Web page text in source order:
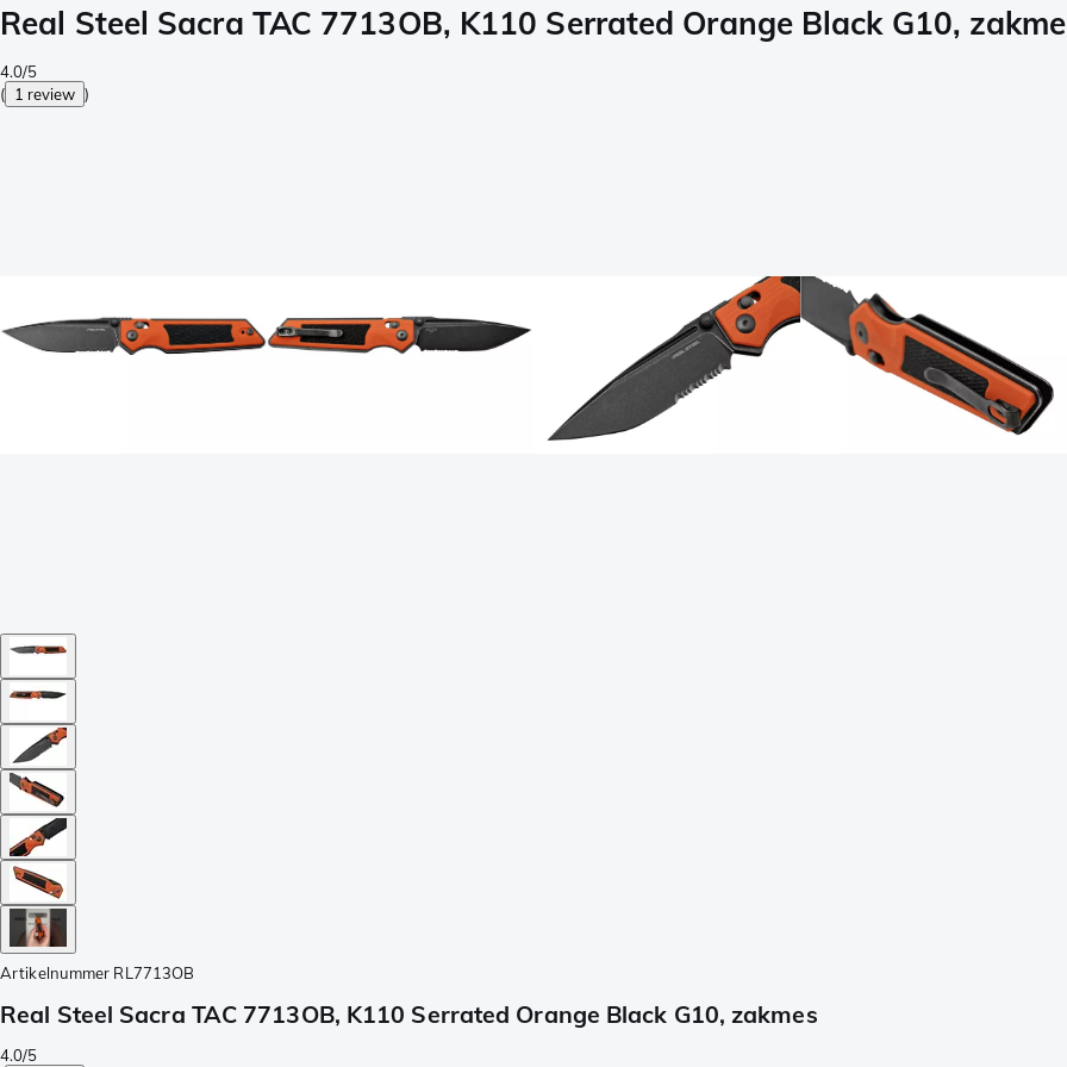
Real Steel Sacra TAC 7713OB, K110 Serrated Orange Black G10,
4.0/5
( 1 review )
Artikelnummer RL7713OB
Real Steel Sacra TAC 7713OB, K110 Serrated Orange Black G10, zakmes
4.0/5